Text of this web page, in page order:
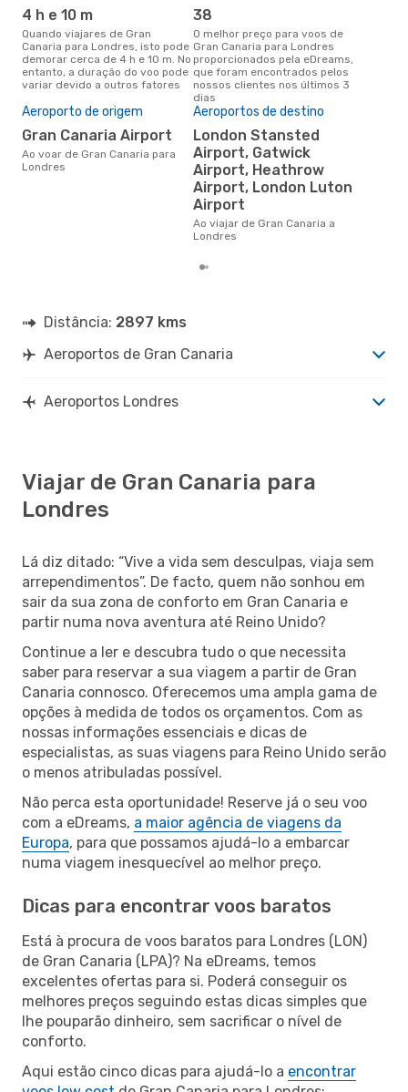
4 h e 10 m
Quando viajares de Gran
Canaria para Londres, isto pode
demorar cerca de 4 h e 10 m. No
entanto, a duração do voo pode
variar devido a outros fatores
38
O melhor preço para voos de
Gran Canaria para Londres
proporcionados pela eDreams,
que foram encontrados pelos
nossos clientes nos últimos 3
dias
Aeroporto de origem
Gran Canaria Airport
Ao voar de Gran Canaria para
Londres
Aeroportos de destino
London Stansted
Airport, Gatwick
Airport, Heathrow
Airport, London Luton
Airport
Ao viajar de Gran Canaria a
Londres
Distância: 2897 kms
Aeroportos de Gran Canaria
Aeroportos Londres
Viajar de Gran Canaria para
Londres
Lá diz ditado: “Vive a vida sem desculpas, viaja sem
arrependimentos”. De facto, quem não sonhou em
sair da sua zona de conforto em Gran Canaria e
partir numa nova aventura até Reino Unido?
Continue a ler e descubra tudo o que necessita
saber para reservar a sua viagem a partir de Gran
Canaria connosco. Oferecemos uma ampla gama de
opções à medida de todos os orçamentos. Com as
nossas informações essenciais e dicas de
especialistas, as suas viagens para Reino Unido serão
o menos atribuladas possível.
Não perca esta oportunidade! Reserve já o seu voo
com a eDreams, a maior agência de viagens da
Europa, para que possamos ajudá-lo a embarcar
numa viagem inesquecível ao melhor preço.
Dicas para encontrar voos baratos
Está à procura de voos baratos para Londres (LON)
de Gran Canaria (LPA)? Na eDreams, temos
excelentes ofertas para si. Poderá conseguir os
melhores preços seguindo estas dicas simples que
lhe pouparão dinheiro, sem sacrificar o nível de
conforto.
Aqui estão cinco dicas para ajudá-lo a encontrar